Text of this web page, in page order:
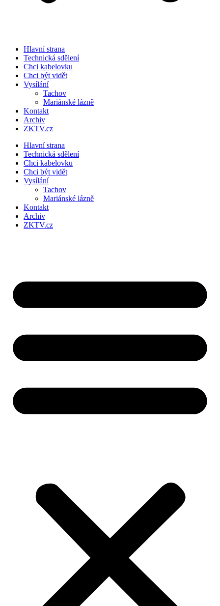
Hlavní strana
Technická sdělení
Chci kabelovku
Chci být vidět
Vysílání
Tachov
Mariánské lázně
Kontakt
Archiv
ZKTV.cz
Hlavní strana
Technická sdělení
Chci kabelovku
Chci být vidět
Vysílání
Tachov
Mariánské lázně
Kontakt
Archiv
ZKTV.cz